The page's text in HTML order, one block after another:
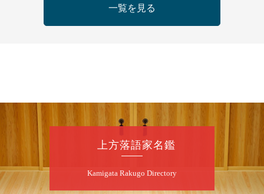
開演：午後6時（5時30分開場）全席指定
前売3,500円 当日4,000円
第98回 桂慶枝の早起き寄席～親子の噺
スペシャル～
僧」／桂三実「ワンワン」／桂慶枝「せんた
開演：午前10時（9時30分開場）1F全席指
定 2F全席自由
一覧を見る
上方落語家名鑑
Kamigata Rakugo Directory